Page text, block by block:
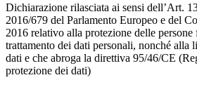
Dichiarazione rilasciata ai sensi dell’Art.
2016/679 del Parlamento Europeo e del
2016 relativo alla protezione delle
trattamento dei dati personali, nonché alla
dati e che abroga la direttiva 95/46/CE
protezione dei dati)